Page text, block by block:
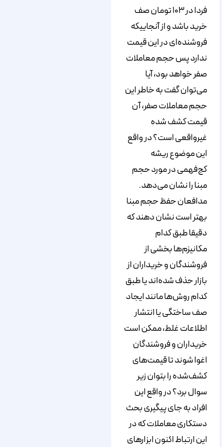
فردا در ۱۰۳ تومان صف
خرید باشد و از آنجاییکه
فروشنده‌ای در این قیمت
ندارد پس حجم معاملات
صفر خواهد بود، آیا
می‌توان گفت به خاطر این
حجم معاملات صفر، آن
قیمت کشف شده
غیرواقعی است؟ در واقع
این موضوع ریشه
کج‌فهمی در مورد حجم
مبنا را نشان می‌دهد.
مدافعان حفظ حجم مبنا
بهتر است نشان دهند که
دقیقا طبق کدام
مکانیزم‌ها بخشی از
فروشندگان و خریداران از
بازار حذف شده‌اند یا طبق
کدام روش‌ها مانند ایجاد
صف ساختگی یا انتشار
اطلاعات غلط، ممکن است
خریداران و فروشندگان
اغوا شوند تا قیمت‌های
کشف‌شده را بتوان زیر
سوال برد؟ در واقع این
افراد به جای پیگیری بحث
دستکاری معاملات که در
این ارتباط اکنون ابزارهای